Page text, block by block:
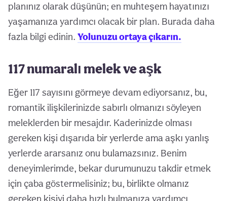
planınız olarak düşünün; en muhteşem hayatınızı
yaşamanıza yardımcı olacak bir plan. Burada daha
fazla bilgi edinin. Yolunuzu ortaya çıkarın.
117 numaralı melek ve aşk
Eğer 117 sayısını görmeye devam ediyorsanız, bu,
romantik ilişkilerinizde sabırlı olmanızı söyleyen
meleklerden bir mesajdır. Kaderinizde olması
gereken kişi dışarıda bir yerlerde ama aşkı yanlış
yerlerde ararsanız onu bulamazsınız. Benim
deneyimlerimde, bekar durumunuzu takdir etmek
için çaba göstermelisiniz; bu, birlikte olmanız
gereken kişiyi daha hızlı bulmanıza yardımcı